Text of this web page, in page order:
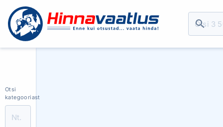
Otsi
kategooriast